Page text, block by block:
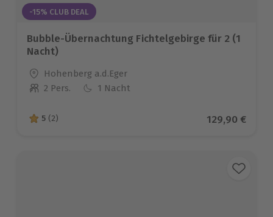
-15% CLUB DEAL
Bubble-Übernachtung Fichtelgebirge für 2 (1
Nacht)
Standort
Hohenberg a.d.Eger
Anzahl der Teilnehmer
2 Pers. 1 Nacht
5 von 5 Sternen basierend auf 2 Bewertungen
5 (2) Aktueller
129,90 €